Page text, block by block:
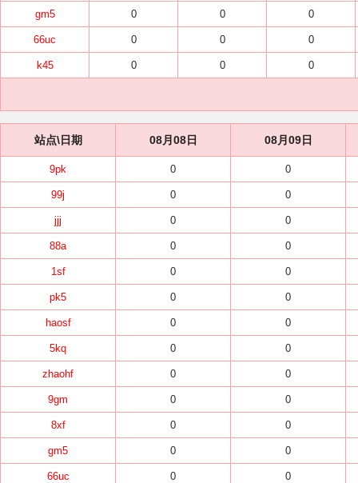
gm5 0 0 0
66uc 0 0 0
k45 0 0 0
站点\日期 08月08日 08月09日
9pk 0 0
99j 0 0
jjj 0 0
88a 0 0
1sf 0 0
pk5 0 0
haosf 0 0
5kq 0 0
zhaohf 0 0
9gm 0 0
8xf 0 0
gm5 0 0
66uc 0 0